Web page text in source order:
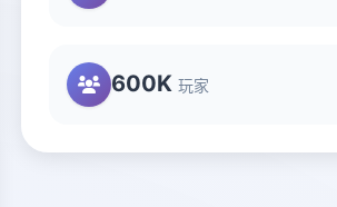
600K 玩家